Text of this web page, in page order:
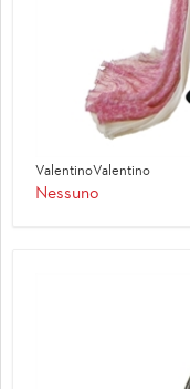
ValentinoValentino
Nessuno